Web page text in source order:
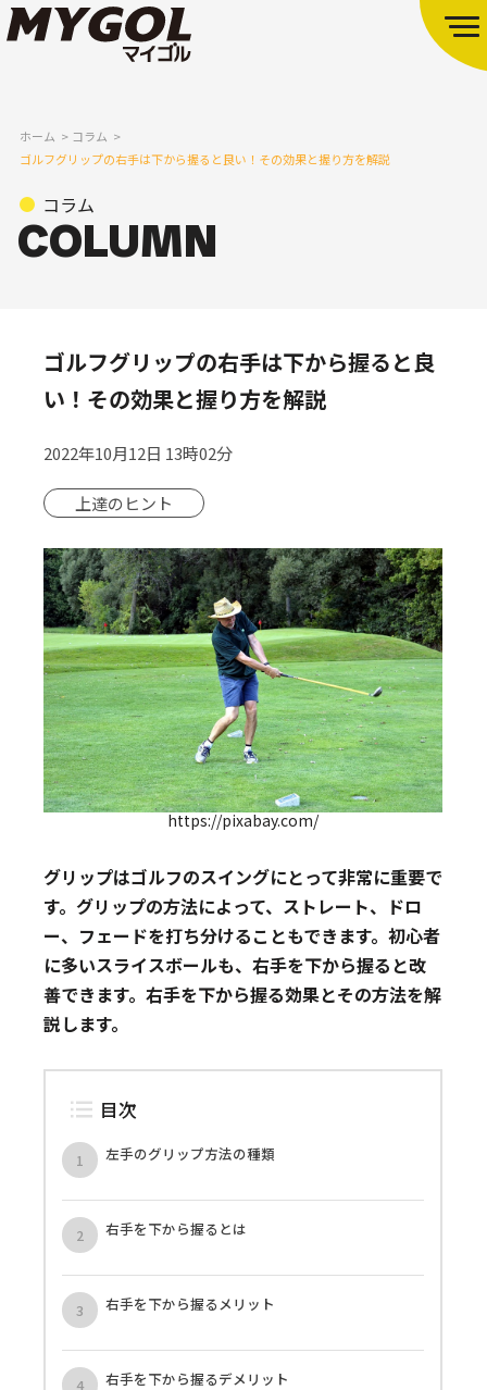
ホーム
コラム
ゴルフグリップの右手は下から握ると良い！その効果と握り方を解説
コラム
ゴルフグリップの右手は下から握ると良
い！その効果と握り方を解説
2022年10月12日 13時02分
上達のヒント
https://pixabay.com/
グリップはゴルフのスイングにとって非常に重要で
す。グリップの方法によって、ストレート、ドロ
ー、フェードを打ち分けることもできます。初心者
に多いスライスボールも、右手を下から握ると改
善できます。右手を下から握る効果とその方法を解
説します。
目次
左手のグリップ方法の種類
右手を下から握るとは
右手を下から握るメリット
右手を下から握るデメリット